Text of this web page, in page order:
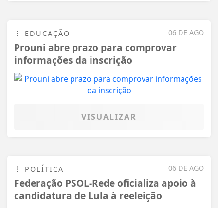
06 DE AGO
EDUCAÇÃO
Prouni abre prazo para comprovar
informações da inscrição
VISUALIZAR
06 DE AGO
POLÍTICA
Federação PSOL-Rede oficializa apoio à
candidatura de Lula à reeleição